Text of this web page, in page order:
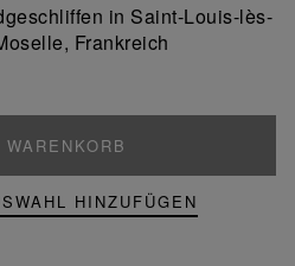
in Saint-Louis-lès-
Frankreich
HINZUFÜGEN